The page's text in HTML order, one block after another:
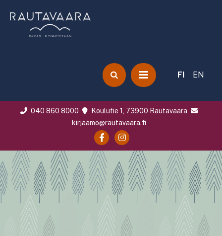
FI EN
040 860 8000
Koulutie 1, 73900 Rautavaara
kirjaamo@rautavaara.fi